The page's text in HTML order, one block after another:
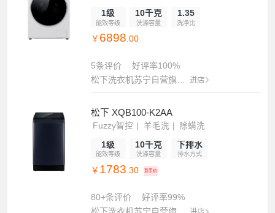
1级
能效等级
10千克
洗涤容量
1.35
洗净比
￥ 6898.00
5条评价
好评率100%
松下洗衣机苏宁自营旗舰店
进店
松下 XQB100-K2AA
Fuzzy智控 羊毛洗 除螨洗
1级
能效等级
10千克
洗涤容量
下排水
排水方式
￥ 1783.30 到手价
80+条评价
好评率99%